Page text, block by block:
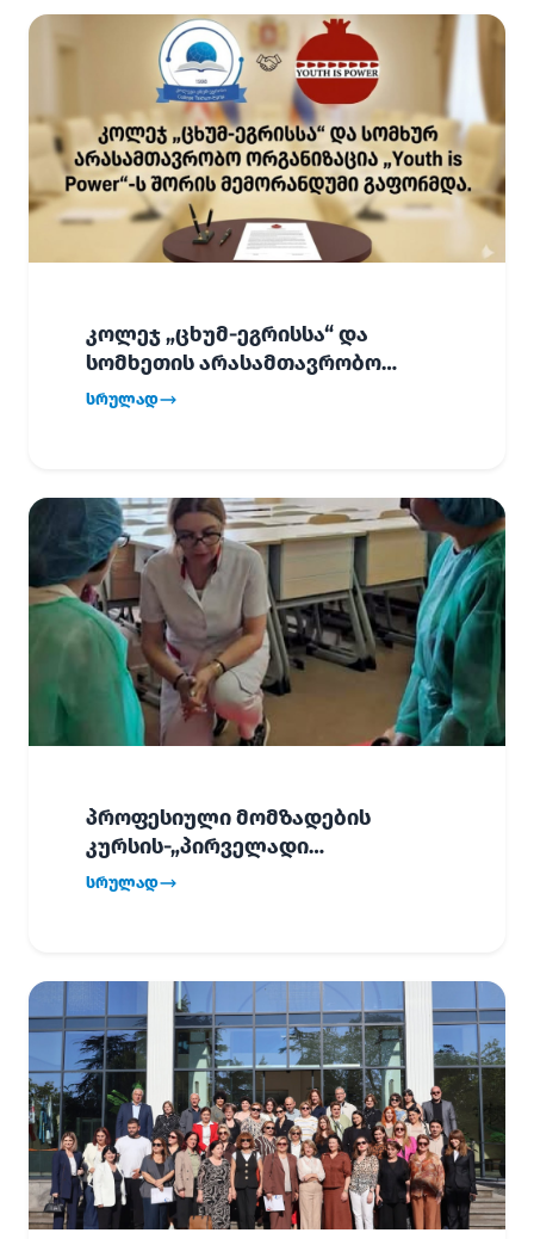
კოლეჯ „ცხუმ-ეგრისსა“ და
სომხეთის არასამთავრობო
ორგანიზაცია „Youth is Power“-ს
სრულად
პროფესიული მომზადების
კურსის-„პირველადი
გადაუდებელი დახმარება“,
სრულად